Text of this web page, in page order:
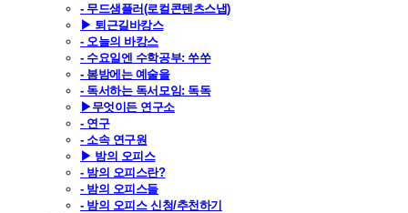
- 무드샘플러(로컬콘텐츠스냅)
▶ 퇴근길바캉스
- 오늘의 바캉스
- 수요일엔 수학공부: 쑤쑤
- 봄밤에는 예술을
- 독서하는 독서모임: 독독
▶무엇이든 연구소
- 연구
- 소속 연구원
▶ 밤의 오피스
- 밤의 오피스란?
- 밤의 오피스들
- 밤의 오피스 신청/추천하기